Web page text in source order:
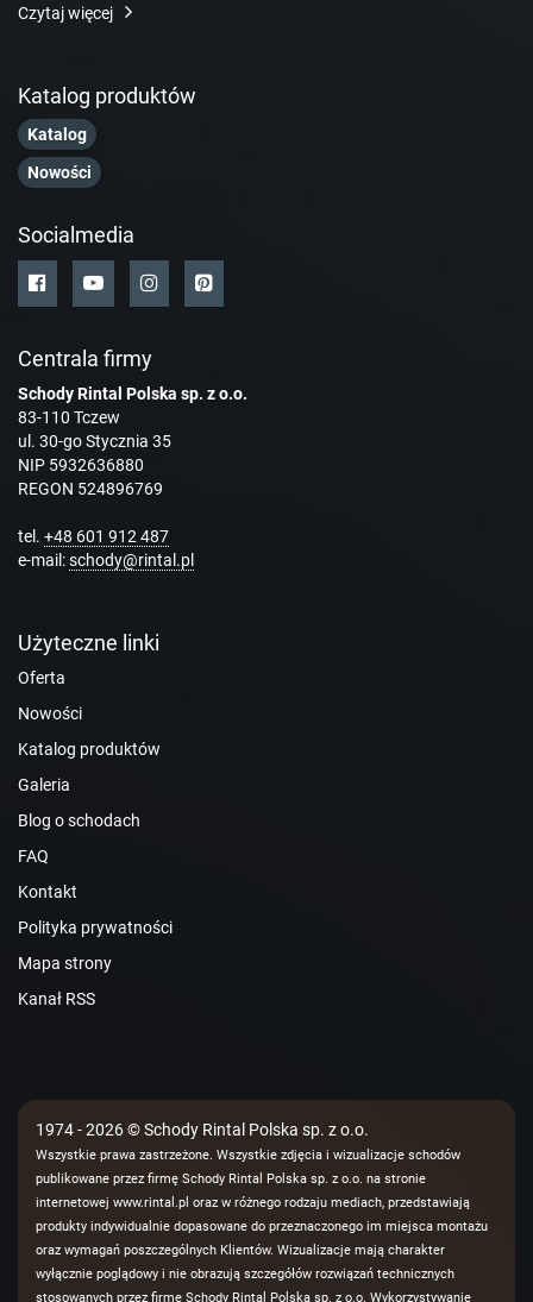
Czytaj więcej
Katalog produktów
Katalog
Nowości
Socialmedia
Centrala firmy
Schody Rintal Polska sp. z o.o.
83-110 Tczew
ul. 30-go Stycznia 35
NIP 5932636880
REGON 524896769
tel. +48 601 912 487
e-mail:schody@rintal.pl
Użyteczne linki
Oferta
Nowości
Katalog produktów
Galeria
Blog o schodach
FAQ
Kontakt
Polityka prywatności
Mapa strony
Kanał RSS
1974 - 2026 © Schody Rintal Polska sp. z o.o.
Wszystkie prawa zastrzeżone. Wszystkie zdjęcia i wizualizacje schodów
publikowane przez firmę Schody Rintal Polska sp. z o.o. na stronie
internetowej www.rintal.pl oraz w różnego rodzaju mediach, przedstawiają
produkty indywidualnie dopasowane do przeznaczonego im miejsca montażu
oraz wymagań poszczególnych Klientów. Wizualizacje mają charakter
wyłącznie poglądowy i nie obrazują szczegółów rozwiązań technicznych
stosowanych przez firmę Schody Rintal Polska sp. z o.o. Wykorzystywanie